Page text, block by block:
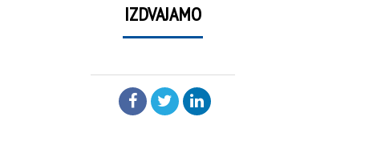
IZDVAJAMO
PODELI: